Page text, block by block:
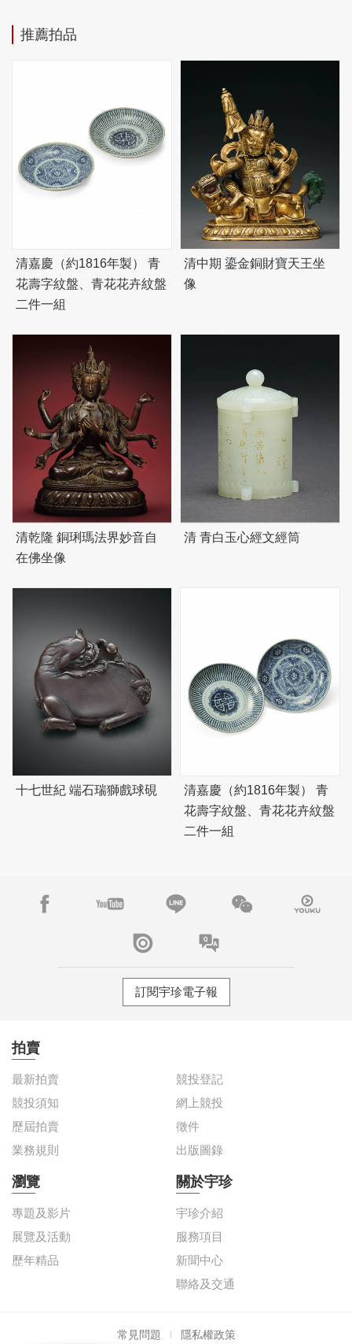
推薦拍品
清嘉慶（約1816年製） 青
花壽字紋盤、青花花卉紋盤
二件一組
清中期 鎏金銅財寶天王坐
像
清乾隆 銅琍瑪法界妙音自
在佛坐像
清 青白玉心經文經筒
十七世紀 端石瑞獅戲球硯
清嘉慶（約1816年製） 青
花壽字紋盤、青花花卉紋盤
二件一組
訂閱宇珍電子報
拍賣
最新拍賣
競投登記
競投須知
網上競投
歷屆拍賣
徵件
業務規則
出版圖錄
瀏覽
專題及影片
展覽及活動
歷年精品
關於宇珍
宇珍介紹
服務項目
新聞中心
聯絡及交通
常見問題 隱私權政策